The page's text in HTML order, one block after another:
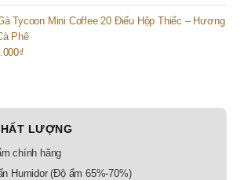
Tycoon Mini Coffee 20 Điếu Hộp Thiếc – Hương
Phê
₫
LƯỢNG
chính hãng
Humidor (Độ ẩm 65%-70%)